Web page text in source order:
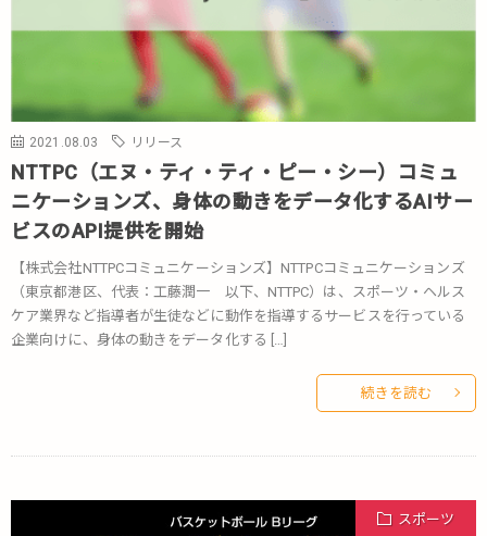
2021.08.03 リリース
NTTPC（エヌ・ティ・ティ・ピー・シー）コミュ
ニケーションズ、身体の動きをデータ化するAIサー
ビスのAPI提供を開始
【株式会社NTTPCコミュニケーションズ】NTTPCコミュニケーションズ
（東京都港区、代表：工藤潤一 以下、NTTPC）は、スポーツ・ヘルス
ケア業界など指導者が生徒などに動作を指導するサービスを行っている
企業向けに、身体の動きをデータ化する […]
続きを読む
スポーツ